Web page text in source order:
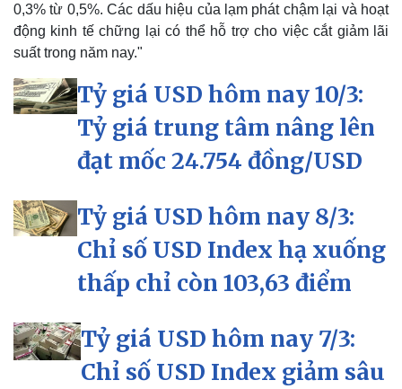
0,3% từ 0,5%. Các dấu hiệu của lạm phát chậm lại và hoạt
động kinh tế chững lại có thể hỗ trợ cho việc cắt giảm lãi
suất trong năm nay."
Tỷ giá USD hôm nay 10/3:
Tỷ giá trung tâm nâng lên
đạt mốc 24.754 đồng/USD
Tỷ giá USD hôm nay 8/3:
Chỉ số USD Index hạ xuống
thấp chỉ còn 103,63 điểm
Tỷ giá USD hôm nay 7/3:
Chỉ số USD Index giảm sâu